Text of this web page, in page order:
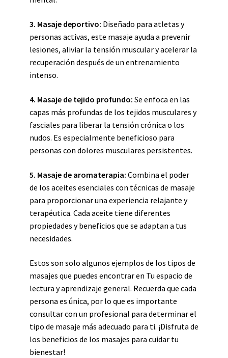
3. Masaje deportivo: Diseñado para atletas y
personas activas, este masaje ayuda a prevenir
lesiones, aliviar la tensión muscular y acelerar la
recuperación después de un entrenamiento
intenso.
4. Masaje de tejido profundo: Se enfoca en las
capas más profundas de los tejidos musculares y
fasciales para liberar la tensión crónica o los
nudos. Es especialmente beneficioso para
personas con dolores musculares persistentes.
5. Masaje de aromaterapia: Combina el poder
de los aceites esenciales con técnicas de masaje
para proporcionar una experiencia relajante y
terapéutica. Cada aceite tiene diferentes
propiedades y beneficios que se adaptan a tus
necesidades.
Estos son solo algunos ejemplos de los tipos de
masajes que puedes encontrar en Tu espacio de
lectura y aprendizaje general. Recuerda que cada
persona es única, por lo que es importante
consultar con un profesional para determinar el
tipo de masaje más adecuado para ti. ¡Disfruta de
los beneficios de los masajes para cuidar tu
bienestar!